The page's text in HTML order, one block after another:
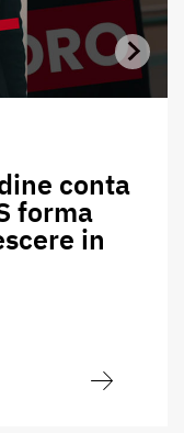
conta
forma
in